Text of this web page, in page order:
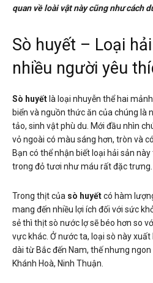
quan về loài vật này cũng như cách
Sò huyết – Loại
nhiều người yêu
Sò huyết là loại nhuyễn thể hai
biển và nguồn thức ăn của chúng là
tảo, sinh vật phù du. Mới đầu nhìn
vỏ ngoài có màu sáng hơn, tròn và
Bạn có thể nhận biết loại hải sản
trong đỏ tươi như máu rất đặc trưng.
Trong thịt của sò huyếtcó hàm
mang đến nhiều lợi ích đối với sức
sẻ thì thịt sò nước lợ sẽ béo hơn so
vực khác. Ở nước ta, loại sò này
dài từ Bắc đến Nam, thế nhưng ngon
Khánh Hoà, Ninh Thuận.